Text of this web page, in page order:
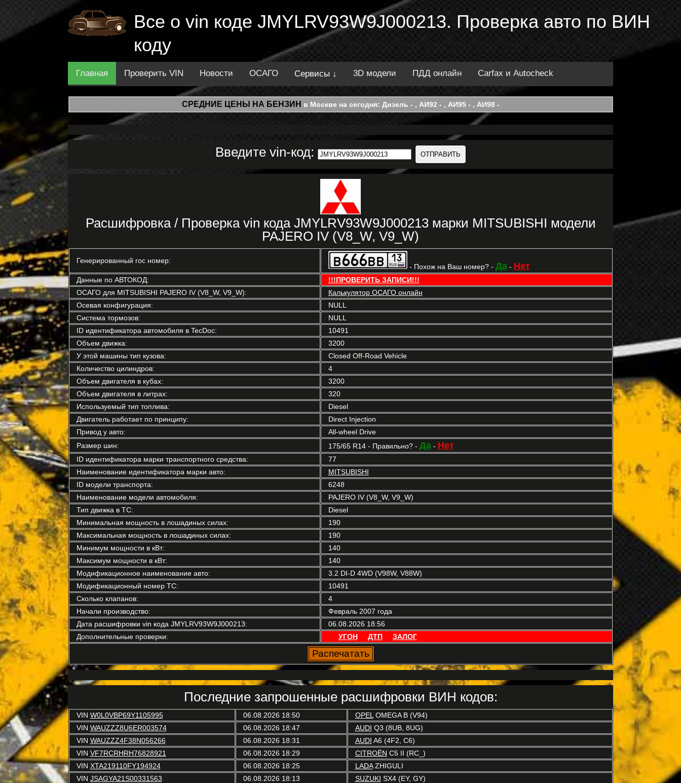
Все о vin коде JMYLRV93W9J000213. Проверка авто по ВИН
коду
Главная Проверить VIN Новости ОСАГО Сервисы ↓ 3D модели ПДД онлайн Carfax и Autocheck
СРЕДНИЕ ЦЕНЫ НА БЕНЗИН в Москве на сегодня: Дизель - , АИ92 - , АИ95 - , АИ98 -
Введите vin-код:
Расшифровка / Проверка vin кода JMYLRV93W9J000213 марки MITSUBISHI модели
PAJERO IV (V8_W, V9_W)
Генерированный гос номер:
- Похож на Ваш номер? - Да- Нет
Данные по АВТОКОД:
!!!ПРОВЕРИТЬ ЗАПИСИ!!!
ОСАГО для MITSUBISHI PAJERO IV (V8_W, V9_W):
Калькулятор ОСАГО онлайн
Осевая конфигурация:
NULL
Система тормозов:
NULL
ID идентификатора автомобиля в TecDoc:
10491
Объем движка:
3200
У этой машины тип кузова:
Closed Off-Road Vehicle
Количество цилиндров:
4
Объем двигателя в кубах:
3200
Объем двигателя в литрах:
320
Используемый тип топлива:
Diesel
Двигатель работает по принципу:
Direct Injection
Привод у авто:
All-wheel Drive
Размер шин:
175/65 R14 - Правильно? - Да- Нет
ID идентификатора марки транспортного средства:
77
Наименование идентификатора марки авто:
MITSUBISHI
ID модели транспорта:
6248
Наименование модели автомобиля:
PAJERO IV (V8_W, V9_W)
Тип движка в ТС:
Diesel
Минимальная мощность в лошадиных силах:
190
Максимальная мощность в лошадиных силах:
190
Минимум мощности в кВт:
140
Максимум мощности в кВт:
140
Модификационное наименование авто:
3.2 DI-D 4WD (V98W, V88W)
Модификационный номер ТС:
10491
Сколько клапанов:
4
Начали производство:
Февраль 2007 года
Дата расшифровки vin кода JMYLRV93W9J000213:
06.08.2026 18:56
Дополнительные проверки:
УГОН ДТП ЗАЛОГ
Последние запрошенные расшифровки ВИН кодов:
VIN W0L0VBP69Y1105995 06.08.2026 18:50 OPELOMEGA B (V94)
VIN WAUZZZ8U6ER003574 06.08.2026 18:47 AUDI Q3 (8UB, 8UG)
VIN WAUZZZ4F38N056266 06.08.2026 18:31 AUDI A6 (4F2, C6)
VIN VF7RCRHRH76828921 06.08.2026 18:29 CITROËN C5 II (RC_)
VIN XTA219110FY194924 06.08.2026 18:25 LADAZHIGULI
VIN JSAGYA21S00331563 06.08.2026 18:13 SUZUKI SX4 (EY, GY)